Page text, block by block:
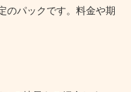
パックです。 料金や期